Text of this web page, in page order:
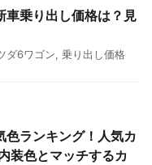
車乗り出し価格は？見
ダ6ワゴン, 乗り出し価格
ランキング！人気カ
装色とマッチするカ